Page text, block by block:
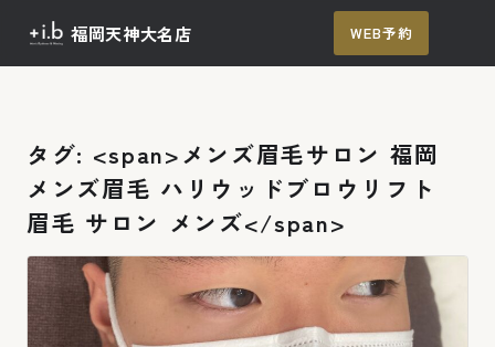
福岡天神大名店
TOP
施術の流れ
アクセス
WEB予約
タグ: <span>メンズ眉毛サロン 福岡
メンズ眉毛 ハリウッドブロウリフト
眉毛 サロン メンズ</span>